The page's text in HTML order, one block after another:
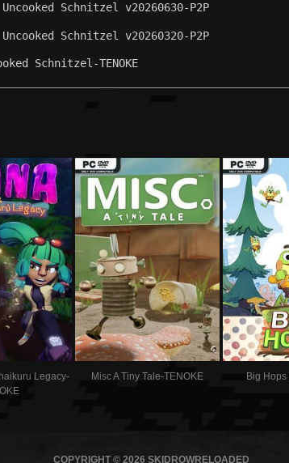
Schnitzel v20260630-P2P
Schnitzel v20260320-P2P
Schnitzel-TENOKE
Legacy-
Misc A Tiny Tale-TENOKE Big
COPYRIGHT © 2026 SKIDROWRELOADED